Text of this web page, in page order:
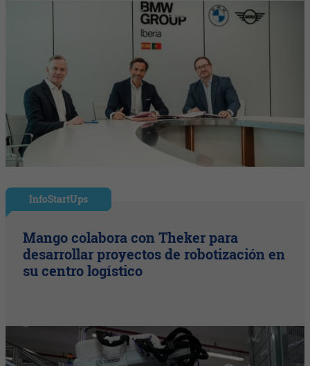
InfoStartUps
Mango colabora con Theker para
desarrollar proyectos de robotización en
su centro logístico